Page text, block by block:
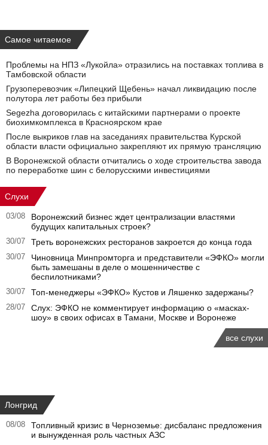
Самое читаемое
Проблемы на НПЗ «Лукойла» отразились на поставках топлива в
Тамбовской области
Грузоперевозчик «Липецкий Щебень» начал ликвидацию после
полутора лет работы без прибыли
Segezha договорилась с китайскими партнерами о проекте
биохимкомплекса в Красноярском крае
После выкриков глав на заседаниях правительства Курской
области власти официально закрепляют их прямую трансляцию
В Воронежской области отчитались о ходе строительства завода
по переработке шин с белорусскими инвестициями
Слухи
03/08
Воронежский бизнес ждет централизации властями
будущих капитальных строек?
30/07 Треть воронежских ресторанов закроется до конца года
30/07
Чиновница Минпромторга и представители «ЭФКО» могли
быть замешаны в деле о мошенничестве с
беспилотниками?
30/07 Топ-менеджеры «ЭФКО» Кустов и Ляшенко задержаны?
28/07
Слух: ЭФКО не комментирует информацию о «масках-
шоу» в своих офисах в Тамани, Москве и Воронеже
все слухи
Лонгрид
08/08
Топливный кризис в Черноземье: дисбаланс предложения
и вынужденная роль частных АЗС